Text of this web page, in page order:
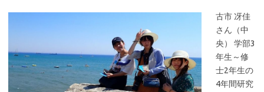
古市 冴佳
さん（中
央） 学部3
年生～修
士2年生の
4年間研究